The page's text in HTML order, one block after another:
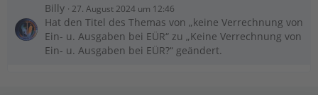
Billy 27. August 2024 um 12:46
Hat den Titel des Themas von „keine Verrechnung von
Ein- u. Ausgaben bei EÜR“ zu „Keine Verrechnung von
Ein- u. Ausgaben bei EÜR?“ geändert.